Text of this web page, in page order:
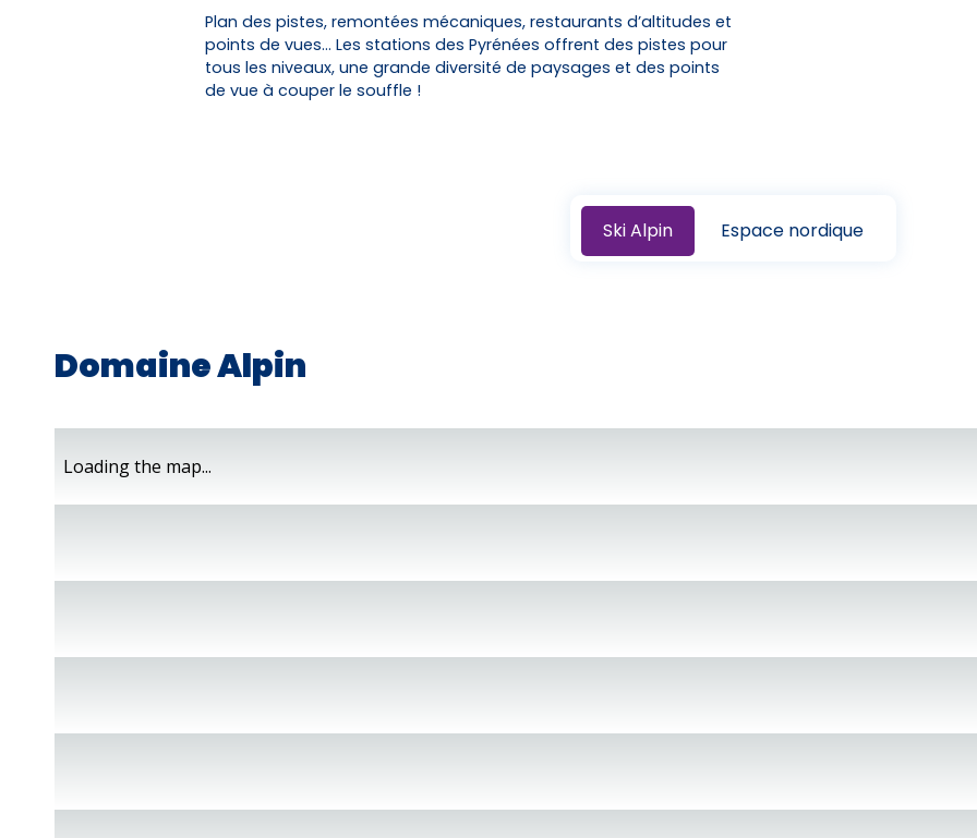
Plan des pistes, remontées mécaniques, restaurants d’altitudes et
points de vues… Les stations des Pyrénées offrent des pistes pour
tous les niveaux, une grande diversité de paysages et des points
de vue à couper le souffle !
Ski Alpin Espace nordique
Domaine Alpin